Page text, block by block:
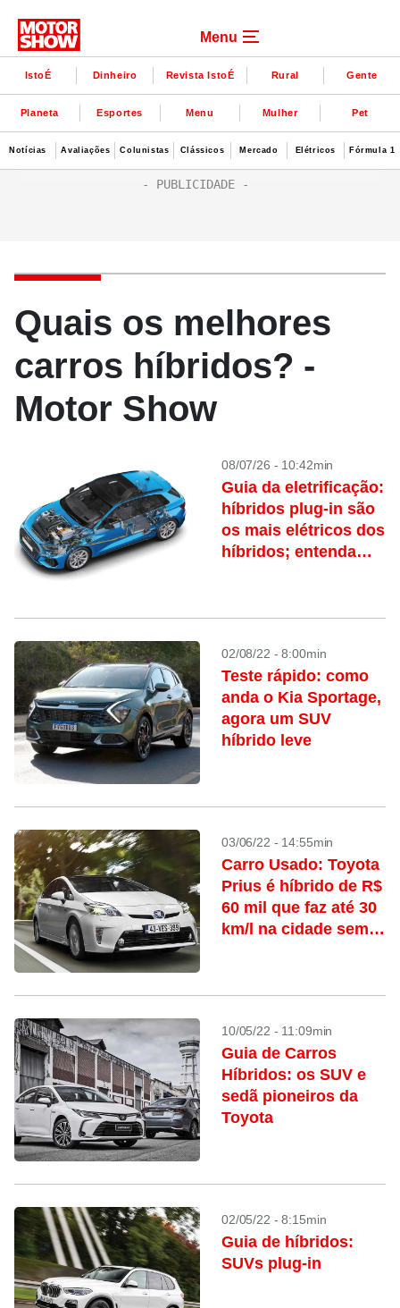
Menu
IstoÉ Dinheiro Revista IstoÉ Rural Gente
Planeta Esportes Menu Mulher Pet
Notícias Avaliações Colunistas Clássicos Mercado Elétricos Fórmula 1
Quais os melhores
carros híbridos? -
Motor Show
08/07/26 - 10:42min
Guia da eletrificação:
híbridos plug-in são
os mais elétricos dos
híbridos; entenda
02/08/22 - 8:00min
Teste rápido: como
anda o Kia Sportage,
agora um SUV
híbrido leve
03/06/22 - 14:55min
Carro Usado: Toyota
Prius é híbrido de R$
60 mil que faz até 30
km/l na cidade sem
10/05/22 - 11:09min
Guia de Carros
Híbridos: os SUV e
sedã pioneiros da
Toyota
02/05/22 - 8:15min
Guia de híbridos:
SUVs plug-in